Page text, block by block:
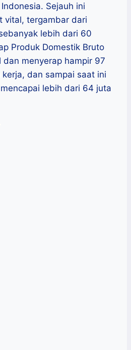
Sejauh ini
vital, tergambar dari
lebih dari 60
Produk Domestik Bruto
dan menyerap hampir 97
dan sampai saat ini
lebih dari 64 juta